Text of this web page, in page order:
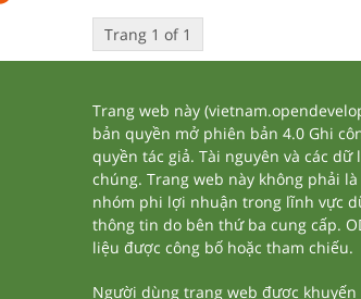
Trang 1 of 1
Trang web này
bản quyền mở phiên bản 4.0 Ghi
quyền tác giả. Tài nguyên và các
chúng. Trang web này không phải
nhóm phi lợi nhuận trong lĩnh vực
thông tin do bên thứ ba cung cấp.
liệu được công bố hoặc tham chiếu.
Người dùng trang web được